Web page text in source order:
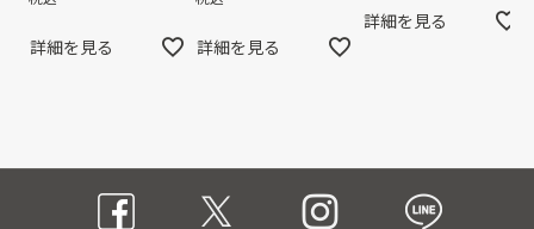
詳細を見る 詳細を見る
詳細を見る